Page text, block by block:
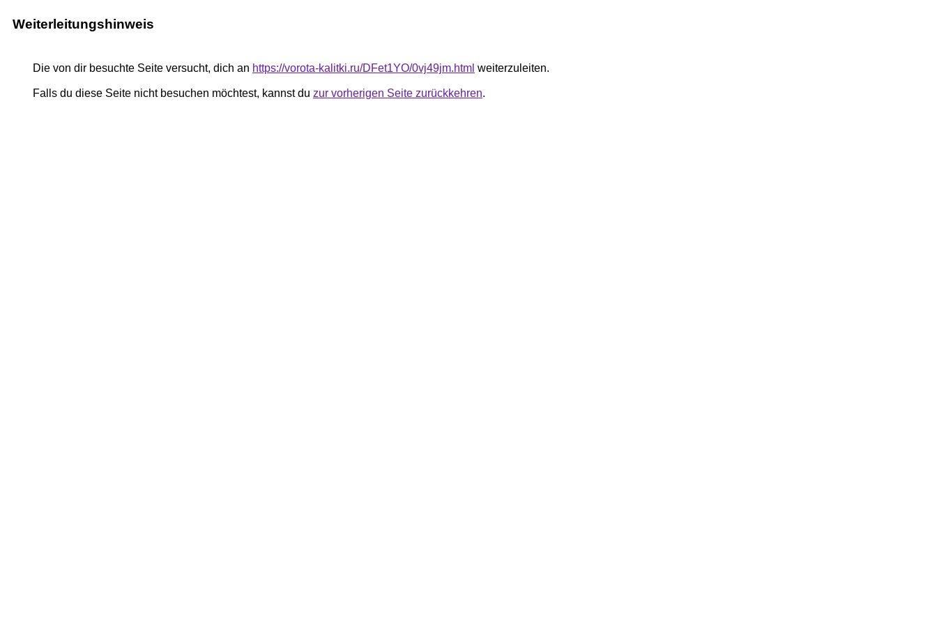
Weiterleitungshinweis
Die von dir besuchte Seite versucht, dich an https://vorota-kalitki.ru/DFet1YO/0vj49jm.html weiterzuleiten.
Falls du diese Seite nicht besuchen möchtest, kannst du zur vorherigen Seite zurückkehren.